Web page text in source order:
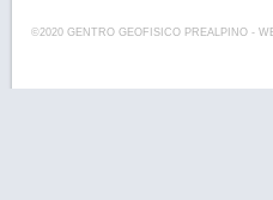
©2020 GENTRO GEOFISICO PREALPINO -